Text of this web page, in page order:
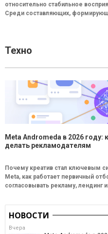
относительно стабильное
Среди составляющих,
Техно
Meta Andromeda в 2026 году:
делать рекламодателям
Почему креатив стал ключевым
Meta, как работает первичный
согласовывать рекламу, лендинг
НОВОСТИ
Вчера